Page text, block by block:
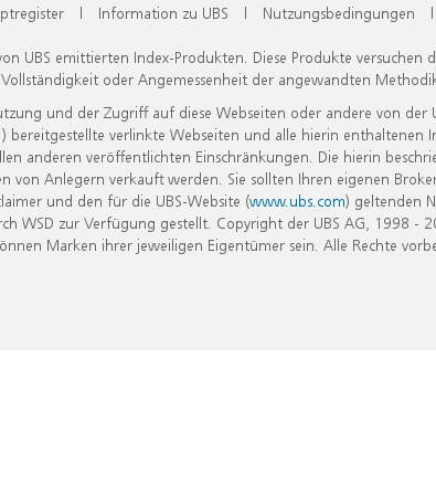
| Information zu UBS | Nutzungsbedingungen |
UBS emittierten Index-Produkten. Diese Produkte
oder Angemessenheit der angewandten
und der Zugriff auf diese Webseiten oder andere von der
verlinkte Webseiten und alle hierin
anderen veröffentlichten Einschränkungen. Die hierin
Anlegern verkauft werden. Sie sollten Ihren eigenen
und den für die UBS-Website (www.ubs.com) geltenden
zur Verfügung gestellt. Copyright der UBS AG, 1998 -
Marken ihrer jeweiligen Eigentümer sein. Alle Rechte